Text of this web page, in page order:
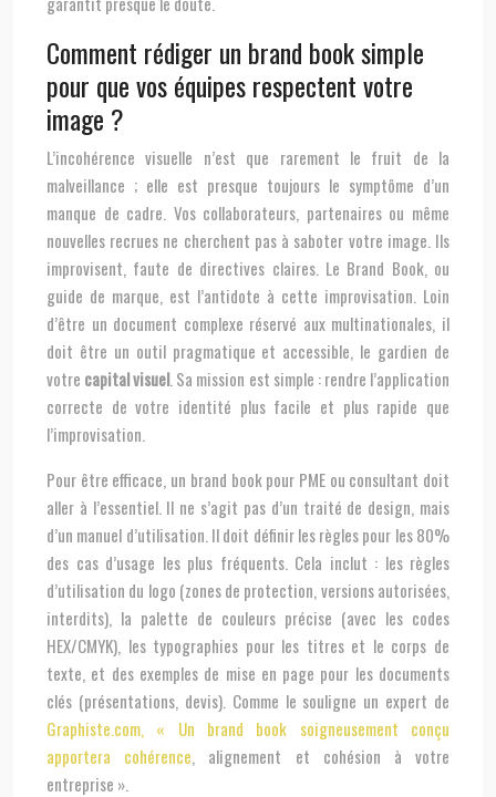
Comment rédiger un brand book simple
pour que vos équipes respectent votre
image ?
L’incohérence visuelle n’est que rarement le fruit de la
malveillance ; elle est presque toujours le symptôme d’un
manque de cadre. Vos collaborateurs, partenaires ou même
nouvelles recrues ne cherchent pas à saboter votre image. Ils
improvisent, faute de directives claires. Le Brand Book, ou
guide de marque, est l’antidote à cette improvisation. Loin
d’être un document complexe réservé aux multinationales, il
doit être un outil pragmatique et accessible, le gardien de
votre capital visuel. Sa mission est simple : rendre l’application
correcte de votre identité plus facile et plus rapide que
l’improvisation.
Pour être efficace, un brand book pour PME ou consultant doit
aller à l’essentiel. Il ne s’agit pas d’un traité de design, mais
d’un manuel d’utilisation. Il doit définir les règles pour les 80%
des cas d’usage les plus fréquents. Cela inclut : les règles
d’utilisation du logo (zones de protection, versions autorisées,
interdits), la palette de couleurs précise (avec les codes
HEX/CMYK), les typographies pour les titres et le corps de
texte, et des exemples de mise en page pour les documents
clés (présentations, devis). Comme le souligne un expert de
Graphiste.com, « Un brand book soigneusement conçu
apportera cohérence , alignement et cohésion à votre
entreprise ».